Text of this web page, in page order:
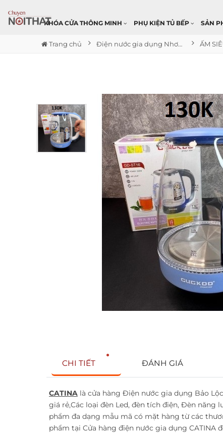
KHÓA CỬA THÔNG MINH PHỤ KIỆN TỦ BẾP SẢN
Trang chủ Điện nước gia dụng Nhơn Trạch ẤM
CHI TIẾT ĐÁNH GIÁ
CATINA là cửa hàng Điện nước gia dụng Bảo
giá rẻ,Các loại đèn Led, đèn tích điện, Đèn năng
phẩm đa dạng mẫu mã có mặt hàng từ các
phẩm tại Cửa hàng điện nước gia dụng